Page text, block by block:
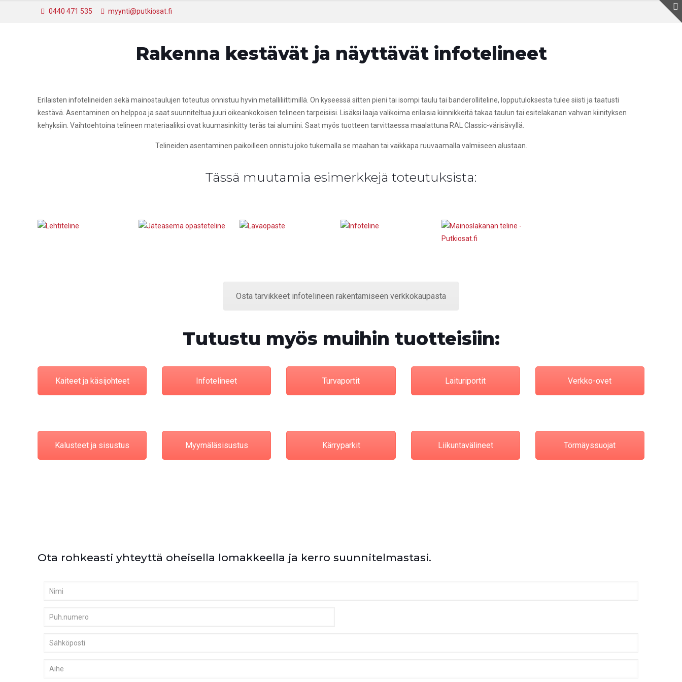
0440 471 535 myynti@putkiosat.fi
Rakenna kestävät ja näyttävät infotelineet
Erilaisten infotelineiden sekä mainostaulujen toteutus onnistuu hyvin metalliliittimillä. On kyseessä sitten pieni tai isompi taulu tai banderolliteline, lopputuloksesta tulee siisti ja taatusti
kestävä. Asentaminen on helppoa ja saat suunniteltua juuri oikeankokoisen telineen tarpeisiisi. Lisäksi laaja valikoima erilaisia kiinnikkeitä takaa taulun tai esitelakanan vahvan kiinityksen
kehyksiin. Vaihtoehtoina telineen materiaaliksi ovat kuumasinkitty teräs tai alumiini. Saat myös tuotteen tarvittaessa maalattuna RAL Classic-värisävyllä.
Telineiden asentaminen paikoilleen onnistu joko tukemalla se maahan tai vaikkapa ruuvaamalla valmiiseen alustaan.
Tässä muutamia esimerkkejä toteutuksista:
Osta tarvikkeet infotelineen rakentamiseen verkkokaupasta
Tutustu myös muihin tuotteisiin:
Kaiteet ja käsijohteet Infotelineet Turvaportit Laituriportit Verkko-ovet
Kalusteet ja sisustus Myymäläsisustus Kärryparkit Liikuntavälineet Törmäyssuojat
Ota rohkeasti yhteyttä oheisella lomakkeella ja kerro suunnitelmastasi.